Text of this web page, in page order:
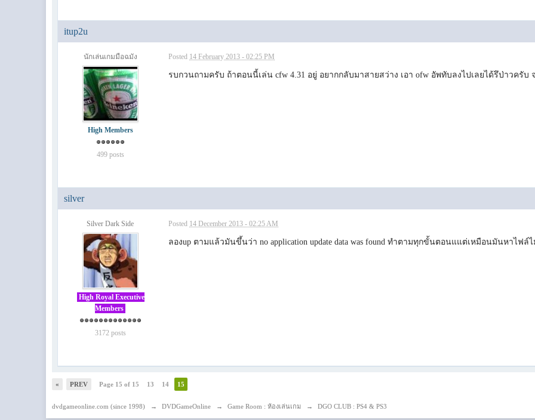
itup2u
นักเล่นเกมมือฉมัง
High Members
499 posts
Posted 14 February 2013 - 02:25 PM
รบกวนถามครับ ถ้าตอนนี้เล่น cfw 4.31 อยู่ อยากกลับมาสายสว่าง เอา ofw อัพทับลงไปเลยได้รึป่าวครั
silver
Silver Dark Side
High Royal Executive
Members
3172 posts
Posted 14 December 2013 - 02:25 AM
ลองup ตามแล้วมันขึ้นว่า no application update data was found ทำตามทุกขั้นตอนแแต่เหมือนมันหาไฟล์ไ
« PREV Page 15 of 15 13 14 15
dvdgameonline.com (since 1998) → DVDGameOnline → Game Room : ห้องเล่นเกม → DGO CLUB : PS4 & PS3